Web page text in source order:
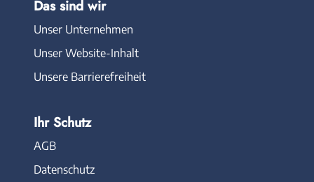
Das sind wir
Unser Unternehmen
Unser Website-Inhalt
Unsere Barrierefreiheit
Ihr Schutz
AGB
Datenschutz